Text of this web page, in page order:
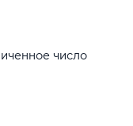
число